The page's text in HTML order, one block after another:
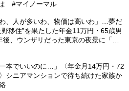
#マイノーマル
わ、人が多いわ、物価は高いわ」…夢だ
野移住”を果たした年金11万円・65歳男
後、ウンザリだった東京の夜景に「癒
一本でいいのに…」〈年金月14万円・72
シニアマンションで待ち続けた家族か